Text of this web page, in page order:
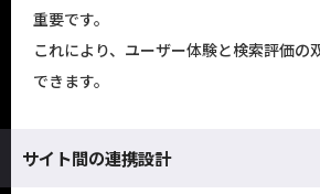
重要です。
これにより、ユーザー体験と検索評価の
できます。
サイト間の連携設計